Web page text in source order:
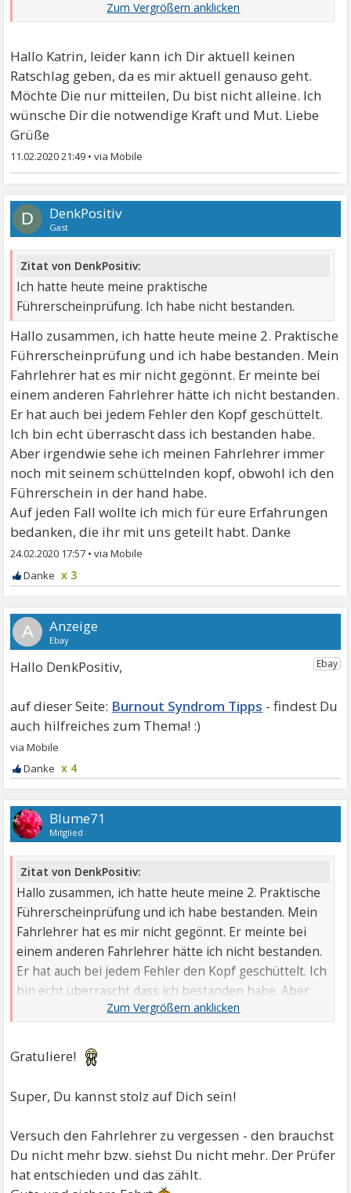
könnte nur schlafen und mein normaler Alltag
psychologischer Behandlung und nehme
Medikamente aber im Moment weiß ich einfach nicht
weiter.
Hallo Katrin, leider kann ich Dir aktuell keinen
Ratschlag geben, da es mir aktuell genauso geht.
Möchte Die nur mitteilen, Du bist nicht alleine. Ich
wünsche Dir die notwendige Kraft und Mut. Liebe
Grüße
11.02.2020 21:49 •
D DenkPositiv
Gast
Zitat von DenkPositiv:
Ich hatte heute meine praktische
Führerscheinprüfung. Ich habe nicht bestanden.
Hallo zusammen, ich hatte heute meine 2. Praktische
Führerscheinprüfung und ich habe bestanden. Mein
Fahrlehrer hat es mir nicht gegönnt. Er meinte bei
einem anderen Fahrlehrer hätte ich nicht bestanden.
Er hat auch bei jedem Fehler den Kopf geschüttelt.
Ich bin echt überrascht dass ich bestanden habe.
Aber irgendwie sehe ich meinen Fahrlehrer immer
noch mit seinem schüttelnden kopf, obwohl ich den
Führerschein in der hand habe.
Auf jeden Fall wollte ich mich für eure Erfahrungen
bedanken, die ihr mit uns geteilt habt. Danke
24.02.2020 17:57 •
x 3
A
Hallo DenkPositiv,
Burnout Syndrom Tipps
x 4
Blume71
Mitglied
Zitat von DenkPositiv:
Hallo zusammen, ich hatte heute meine 2. Praktische
Führerscheinprüfung und ich habe bestanden. Mein
Fahrlehrer hat es mir nicht gegönnt. Er meinte bei
einem anderen Fahrlehrer hätte ich nicht bestanden.
Er hat auch bei jedem Fehler den Kopf geschüttelt. Ich
bin echt überrascht dass ich bestanden habe. Aber
irgendwie sehe ich meinen Fahrlehrer immer noch
Führerschein in der hand habe.
Auf jeden Fall wollte ich mich für eure Erfahrungen
bedanken, die ihr mit uns geteilt habt. Danke
Gratuliere!
Super, Du kannst stolz auf Dich sein!
Versuch den Fahrlehrer zu vergessen - den brauchst
Du nicht mehr bzw. siehst Du nicht mehr. Der Prüfer
hat entschieden und das zählt.